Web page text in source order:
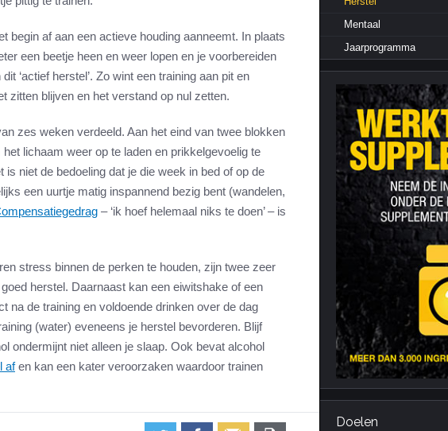
Combi van cardio en kracht
Trainingsfouten top 10
Veel gestelde vragen
begin af aan een actieve houding aanneemt. In plaats
een beetje heen en weer lopen en je voorbereiden
‘actief herstel’. Zo wint een training aan pit en
zitten blijven en het verstand op nul zetten.
zes weken verdeeld. Aan het eind van twee blokken
lichaam weer op te laden en prikkelgevoelig te
niet de bedoeling dat je die week in bed of op de
een uurtje matig inspannend bezig bent (wandelen,
– ‘ik hoef helemaal niks te doen’ – is
stress binnen de perken te houden, zijn twee zeer
herstel. Daarnaast kan een eiwitshake of een
na de training en voldoende drinken over de dag
(water) eveneens je herstel bevorderen. Blijf
ondermijnt niet alleen je slaap. Ook bevat alcohol
afen kan een kater veroorzaken waardoor trainen
Mentaal
Jaarprogramma
Doelen